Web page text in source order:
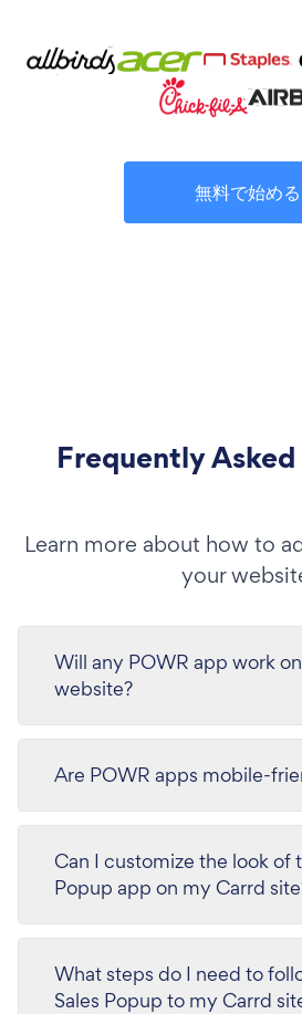
無料で始める
Frequently
Learn more about how to
your
Will any POWR app work
website?
Are POWR apps mobile-
Can I customize the look of
Popup app on my Carrd
What steps do I need to
Sales Popup to my Carrd